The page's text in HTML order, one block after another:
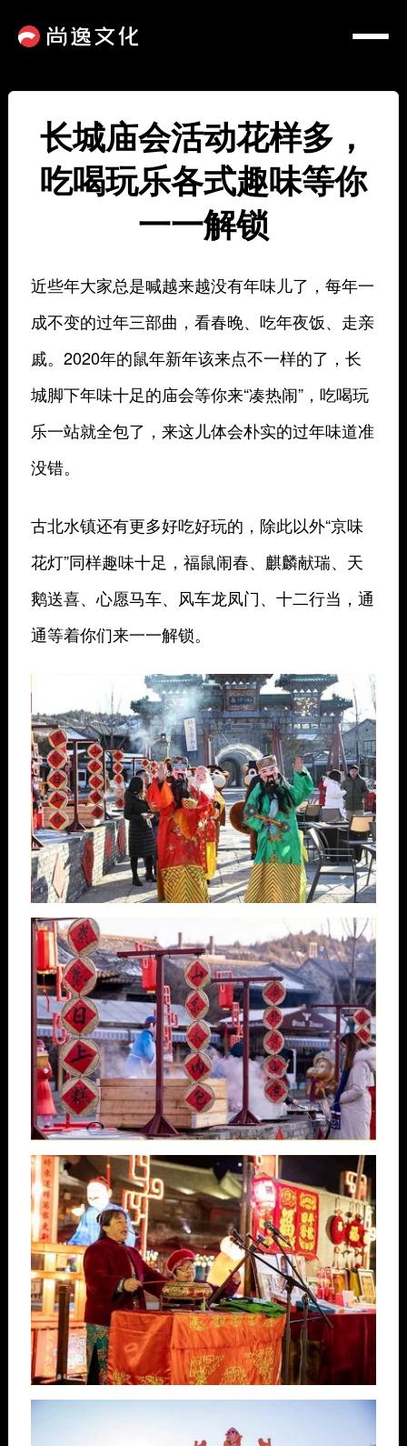
长城庙会活动花样多，
吃喝玩乐各式趣味等你
一一解锁
近些年大家总是喊越来越没有年味儿了，每年一
成不变的过年三部曲，看春晚、吃年夜饭、走亲
戚。2020年的鼠年新年该来点不一样的了，长
城脚下年味十足的庙会等你来“凑热闹”，吃喝玩
乐一站就全包了，来这儿体会朴实的过年味道准
没错。
古北水镇还有更多好吃好玩的，除此以外“京味
花灯”同样趣味十足，福鼠闹春、麒麟献瑞、天
鹅送喜、心愿马车、风车龙凤门、十二行当，通
通等着你们来一一解锁。